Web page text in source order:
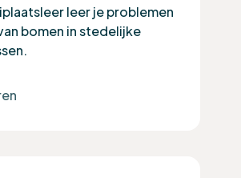
leer je problemen
bomen in stedelijke